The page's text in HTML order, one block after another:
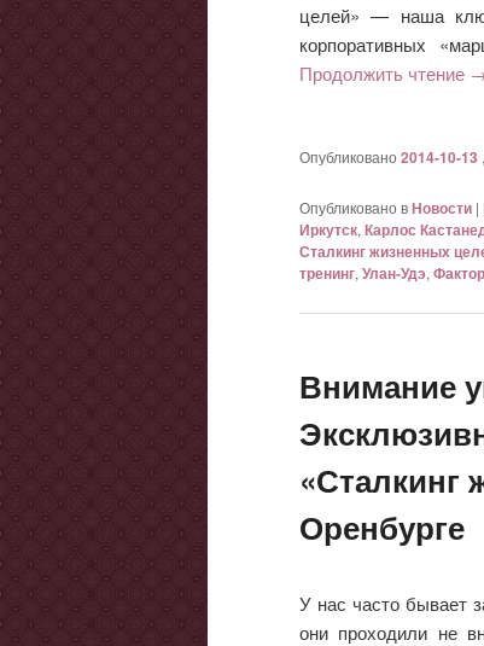
целей» — наша
корпоративных
Продолжить чтение
Опубликовано 2014-10-13
Опубликовано вНовости |
Иркутск, Карлос
Сталкинг жизненных
тренинг, Улан-Удэ,
Внимание
«Сталкинг
Оренбурге
У нас часто бывает
они проходили не